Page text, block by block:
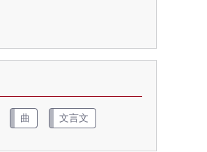
曲 文言文